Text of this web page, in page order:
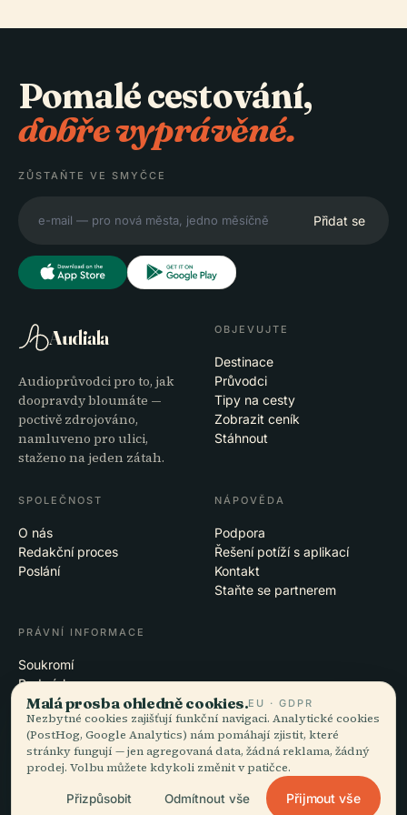
Pomalé cestování,
dobře vyprávěné.
ZŮSTAŇTE VE SMYČCE
Přidat se
Audiala
Audioprůvodci pro to, jak
doopravdy bloumáte —
poctivě zdrojováno,
namluveno pro ulici,
staženo na jeden zátah.
OBJEVUJTE
Destinace
Průvodci
Tipy na cesty
Zobrazit ceník
Stáhnout
SPOLEČNOST
O nás
Redakční proces
Poslání
NÁPOVĚDA
Podpora
Řešení potíží s aplikací
Kontakt
Staňte se partnerem
PRÁVNÍ INFORMACE
Soukromí
Podmínky
Nastavení cookies
Smazat účet
© 2026 Audiala · Vzniká v Morges ve Švýcarsku, na cestách i v oblacích
EN · FR · DE · ES · IT · PT · JA · ZH · HI · RU · CS · AR
Malá prosba ohledně cookies.EU · GDPR
Nezbytné cookies zajišťují funkční navigaci. Analytické cookies
(PostHog, Google Analytics) nám pomáhají zjistit, které
stránky fungují — jen agregovaná data, žádná reklama, žádný
prodej. Volbu můžete kdykoli změnit v patičce.
Přizpůsobit Odmítnout vše Přijmout vše